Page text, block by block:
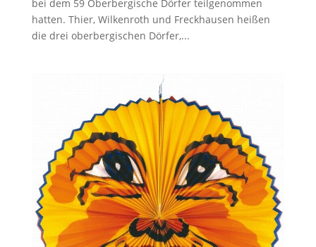
bei dem 59 Oberbergische Dörfer teilgenommen
hatten. Thier, Wilkenroth und Freckhausen heißen
die drei oberbergischen Dörfer,...